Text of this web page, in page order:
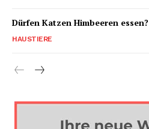
Dürfen Katzen Himbeeren essen?
HAUSTIERE